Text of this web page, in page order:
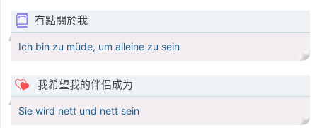
有點關於我
Ich bin zu müde, um alleine zu sein
我希望我的伴侣成为
Sie wird nett und nett sein